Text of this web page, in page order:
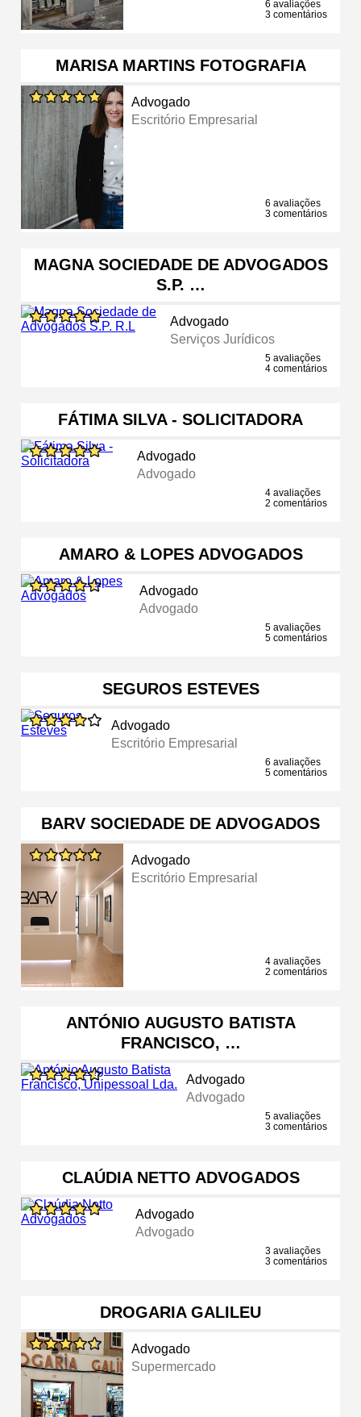
6 avaliações
3 comentários
MARISA MARTINS FOTOGRAFIA
Advogado
Escritório Empresarial
6 avaliações
3 comentários
MAGNA SOCIEDADE DE ADVOGADOS
S.P. …
Advogado
Serviços Jurídicos
5 avaliações
4 comentários
FÁTIMA SILVA - SOLICITADORA
Advogado
Advogado
4 avaliações
2 comentários
AMARO & LOPES ADVOGADOS
Advogado
Advogado
5 avaliações
5 comentários
SEGUROS ESTEVES
Advogado
Escritório Empresarial
6 avaliações
5 comentários
BARV SOCIEDADE DE ADVOGADOS
Advogado
Escritório Empresarial
4 avaliações
2 comentários
ANTÓNIO AUGUSTO BATISTA
FRANCISCO, …
Advogado
Advogado
5 avaliações
3 comentários
CLAÚDIA NETTO ADVOGADOS
Advogado
Advogado
3 avaliações
3 comentários
DROGARIA GALILEU
Advogado
Supermercado